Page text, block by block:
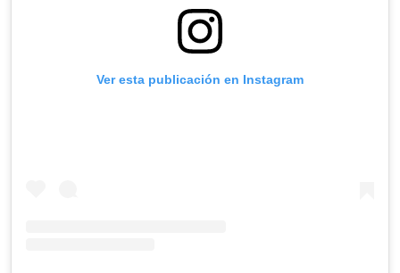
Ver esta publicación en Instagram